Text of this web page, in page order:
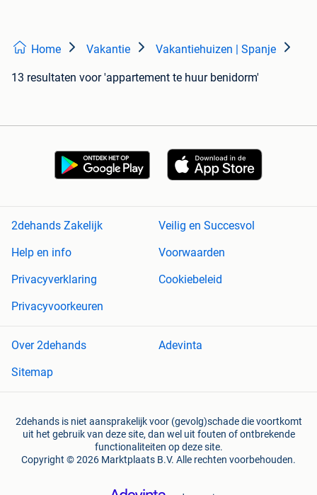
Home Vakantie Vakantiehuizen | Spanje
13 resultaten voor 'appartement te huur benidorm'
2dehands Zakelijk
Veilig en Succesvol
Help en info
Voorwaarden
Privacyverklaring
Cookiebeleid
Privacyvoorkeuren
Over 2dehands
Adevinta
Sitemap
2dehands is niet aansprakelijk voor (gevolg)schade die voortkomt
uit het gebruik van deze site, dan wel uit fouten of ontbrekende
functionaliteiten op deze site.
Copyright © 2026 Marktplaats B.V. Alle rechten voorbehouden.